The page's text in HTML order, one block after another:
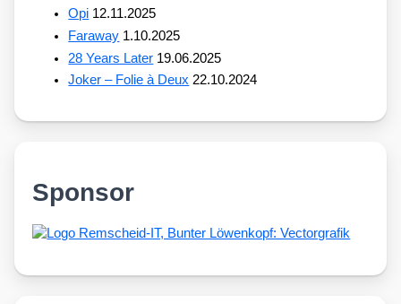
Opi 12.11.2025
Faraway 1.10.2025
28 Years Later 19.06.2025
Joker – Folie à Deux 22.10.2024
Sponsor